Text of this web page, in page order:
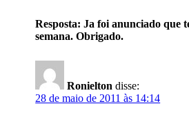
Resposta: Ja foi anunciado que
semana. Obrigado.
Ronielton disse:
28 de maio de 2011 às 14:14